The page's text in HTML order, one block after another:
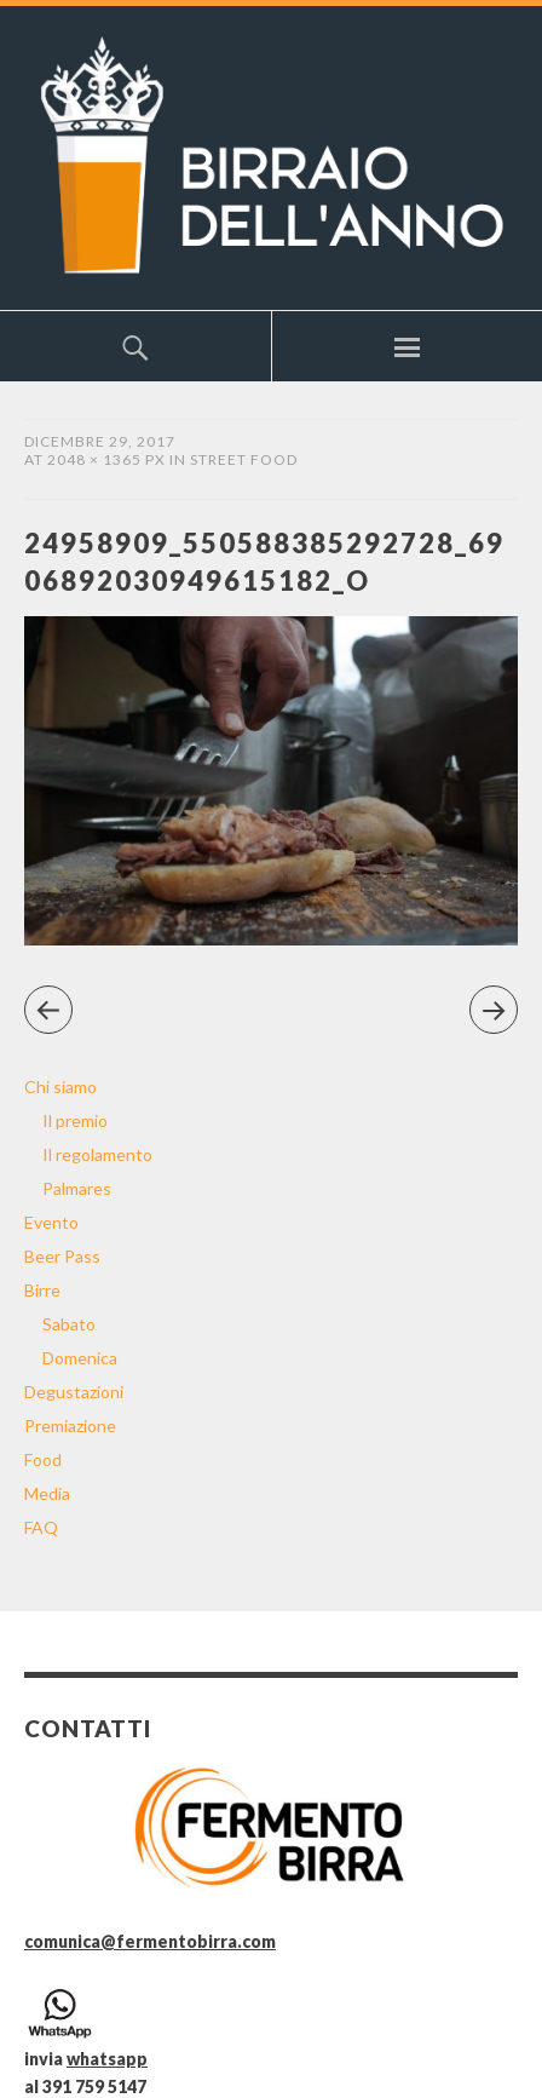
DICEMBRE 29, 2017
AT 2048 × 1365 PX IN STREET FOOD
24958909_550588385292728_69
06892030949615182_O
Chi siamo
Il premio
Il regolamento
Palmares
Evento
Beer Pass
Birre
Sabato
Domenica
Degustazioni
Premiazione
Food
Media
FAQ
CONTATTI
comunica@fermentobirra.com
inviawhatsapp
al 391 759 5147